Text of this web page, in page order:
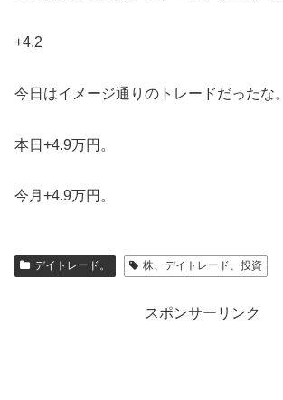
+4.2
今日はイメージ通りのトレードだったな。
本日+4.9万円。
今月+4.9万円。
デイトレード。 株、デイトレード、投資
スポンサーリンク